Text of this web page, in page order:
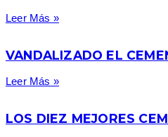
Leer Más »
VANDALIZADO EL
Leer Más »
LOS DIEZ MEJORES